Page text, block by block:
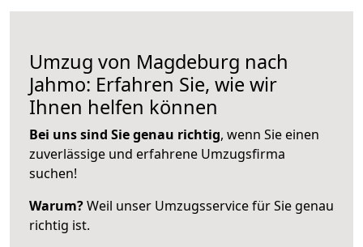
Umzug von Magdeburg nach
Jahmo: Erfahren Sie, wie wir
Ihnen helfen können
Bei uns sind Sie genau richtig, wenn Sie einen
zuverlässige und erfahrene Umzugsfirma
suchen!
Warum?Weil unser Umzugsservice für Sie genau
richtig ist.